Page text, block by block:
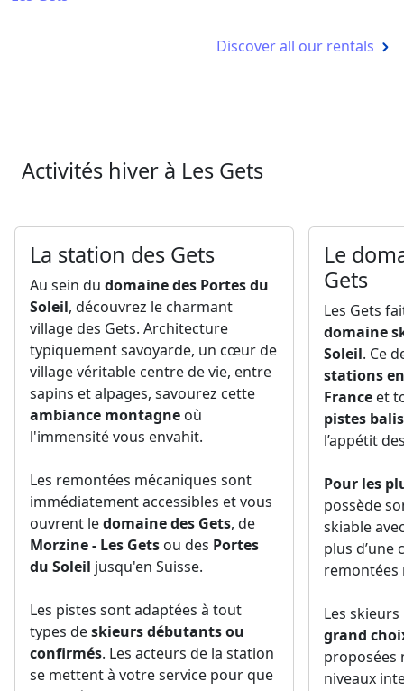
Discover all our rentals
Activités hiver à Les Gets
La station des Gets
Au sein du domaine des Portes du
Soleil, découvrez le charmant
village des Gets. Architecture
typiquement savoyarde, un cœur de
village véritable centre de vie, entre
sapins et alpages, savourez cette
ambiance montagne où
l'immensité vous envahit.
Les remontées mécaniques sont
immédiatement accessibles et vous
ouvrent ledomaine des Gets, de
Morzine - Les Gets ou des Portes
du Soleil jusqu'en Suisse.
Les pistes sont adaptées à tout
types deskieurs débutants ou
confirmés. Les acteurs de la station
se mettent à votre service pour que
Le
Gets
Les Gets
domaine
Soleil. Ce
stations
France et
pistes
l’appétit
Pour les
possède
skiable
plus d’une
remontées
Les
grand
proposées
niveaux